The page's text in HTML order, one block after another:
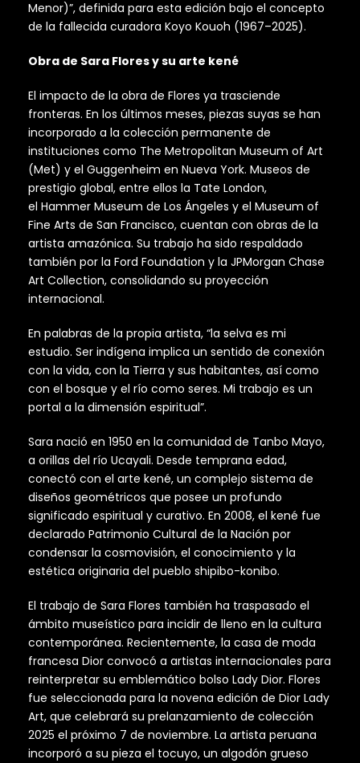
Menor)”, definida para esta edición bajo el concepto
de la fallecida curadora Koyo Kouoh (1967–2025).
Obra de Sara Flores y su arte kené
El impacto de la obra de Flores ya trasciende
fronteras. En los últimos meses, piezas suyas se han
incorporado a la colección permanente de
instituciones como The Metropolitan Museum of Art
(Met) y el Guggenheim en Nueva York. Museos de
prestigio global, entre ellos la Tate London,
el Hammer Museum de Los Ángeles y el Museum of
Fine Arts de San Francisco, cuentan con obras de la
artista amazónica. Su trabajo ha sido respaldado
también por la Ford Foundation y la JPMorgan Chase
Art Collection, consolidando su proyección
internacional.
En palabras de la propia artista, “la selva es mi
estudio. Ser indígena implica un sentido de conexión
con la vida, con la Tierra y sus habitantes, así como
con el bosque y el río como seres. Mi trabajo es un
portal a la dimensión espiritual”.
Sara nació en 1950 en la comunidad de Tanbo Mayo,
a orillas del río Ucayali. Desde temprana edad,
conectó con el arte kené, un complejo sistema de
diseños geométricos que posee un profundo
significado espiritual y curativo. En 2008, el kené fue
declarado Patrimonio Cultural de la Nación por
condensar la cosmovisión, el conocimiento y la
estética originaria del pueblo shipibo-konibo.
El trabajo de Sara Flores también ha traspasado el
ámbito museístico para incidir de lleno en la cultura
contemporánea. Recientemente, la casa de moda
francesa Dior convocó a artistas internacionales para
reinterpretar su emblemático bolso Lady Dior. Flores
fue seleccionada para la novena edición de Dior Lady
Art, que celebrará su prelanzamiento de colección
2025 el próximo 7 de noviembre. La artista peruana
incorporó a su pieza el tocuyo, un algodón grueso